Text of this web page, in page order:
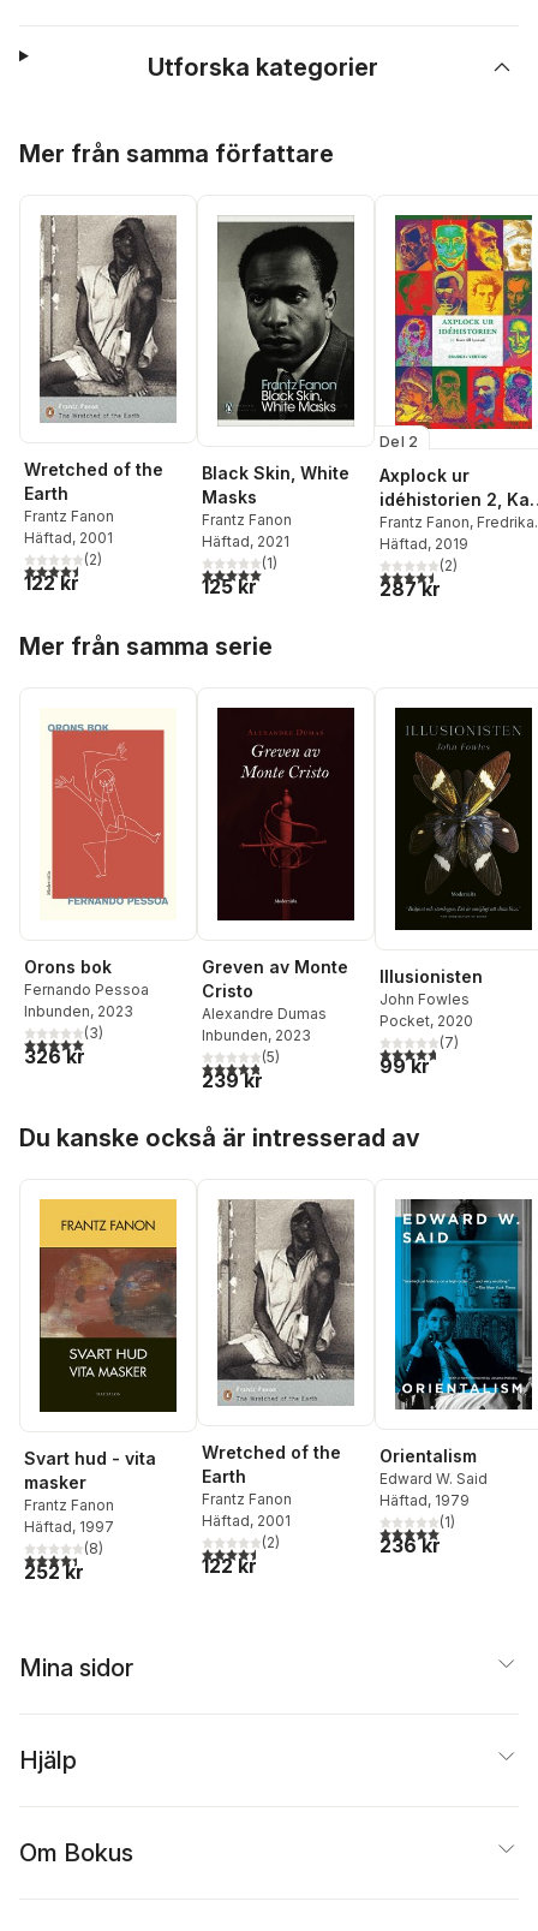
Utforska kategorier
Mer från samma författare
Wretched of the
Earth
Frantz Fanon
Häftad, 2001
4,5utav 5 stjärnor. Totalt antal röster:
(2)
122 kr
Black Skin, White
Masks
Frantz Fanon
Häftad, 2021
5,0utav 5 stjärnor. Totalt antal röster:
(1)
125 kr
Del 2
Axplock ur
idéhistorien 2,
till Loytard
Frantz Fanon, Fredrika
Bremer ,Charles
John Stuart Mill
Immanuel Kant
Häftad, 2019
4,5utav 5 stjärnor.
(2)
287 kr
Mer från samma serie
Orons bok
Fernando Pessoa
Inbunden, 2023
5,0utav 5 stjärnor. Totalt antal röster:
(3)
326 kr
Greven av Monte
Cristo
Alexandre Dumas
Inbunden, 2023
4,8utav 5 stjärnor. Totalt antal röster:
(5)
239 kr
Illusionisten
John Fowles
Pocket, 2020
4,7utav 5 stjärnor.
(7)
99 kr
Du kanske också är intresserad av
Svart hud - vita
masker
Frantz Fanon
Häftad, 1997
4,4utav 5 stjärnor. Totalt antal röster:
(8)
252 kr
Wretched of the
Earth
Frantz Fanon
Häftad, 2001
4,5utav 5 stjärnor. Totalt antal röster:
(2)
122 kr
Orientalism
Edward W. Said
Häftad, 1979
5,0utav 5 stjärnor.
(1)
236 kr
Mina sidor
Hjälp
Om Bokus